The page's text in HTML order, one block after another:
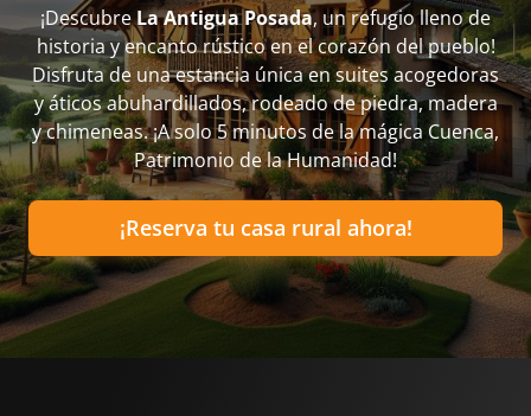
¡DescubreLa Antigua Posada, un refugio lleno de
historia y encanto rústico en el corazón del pueblo!
Disfruta de una estancia única en suites acogedoras
y áticos abuhardillados, rodeado de piedra, madera
y chimeneas. ¡A solo 5 minutos de la mágica Cuenca,
Patrimonio de la Humanidad!
¡Reserva tu casa rural ahora!